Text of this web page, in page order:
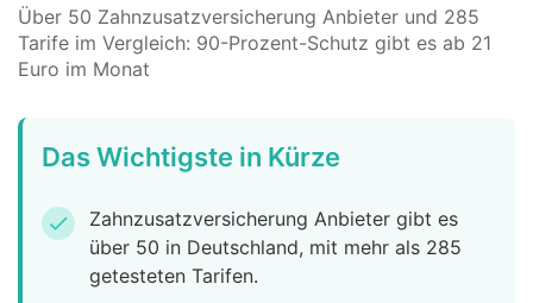
Über 50 Zahnzusatzversicherung Anbieter und 285
Tarife im Vergleich: 90-Prozent-Schutz gibt es ab 21
Euro im Monat
Das Wichtigste in Kürze
check
Zahnzusatzversicherung Anbieter gibt es
über 50 in Deutschland, mit mehr als 285
getesteten Tarifen.